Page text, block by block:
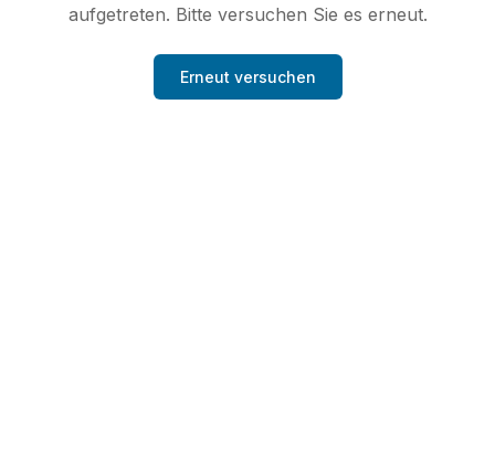
aufgetreten. Bitte versuchen Sie es erneut.
Erneut versuchen